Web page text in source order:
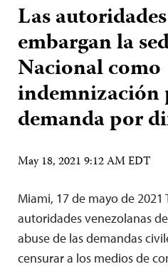
Las
embargan la
Nacional como
indemnización
demanda por
May 18, 2021 9:12 AM EDT
Miami, 17 de mayo de
autoridades venezolanas
abuse de las demandas
censurar a los medios de